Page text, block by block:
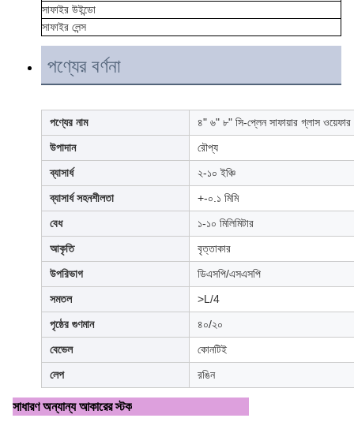
সাফাইর উইন্ডো
সাফাইর লেন্স
পণ্যের বর্ণনা
পণ্যের নাম
৪" ৬" ৮" সি-প্লেন সাফায়ার গ্লাস ওয়েফার
উপাদান
রৌপ্য
ব্যাসার্ধ
২-১০ ইঞ্চি
ব্যাসার্ধ সহনশীলতা
+-০.১ মিমি
বেধ
১-১০ মিলিমিটার
আকৃতি
বৃত্তাকার
উপরিভাগ
ডিএসপি/এসএসপি
সমতল
>L/4
পৃষ্ঠের গুণমান
৪০/২০
বেভেল
কোনটিই
লেপ
রঙিন
সাধারণ অন্যান্য আকারের স্টক